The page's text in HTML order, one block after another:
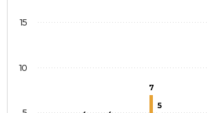
7
5
10
15